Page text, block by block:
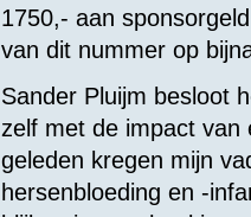
1750,- aan
van dit nummer op
Sander Pluijm besloot
zelf met de impact van
geleden kregen mijn
hersenbloeding en -